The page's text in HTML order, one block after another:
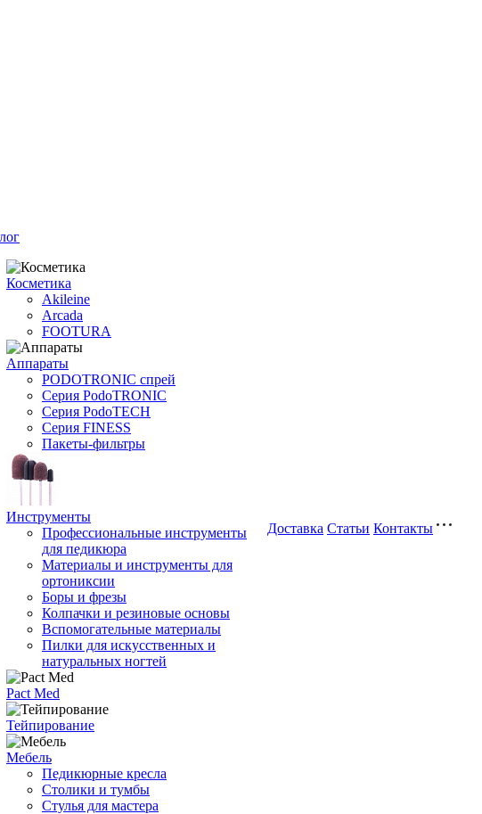
Косметика
Akileine
Arcada
FOOTURA
Аппараты
PODOTRONIC спрей
Серия PodoTRONIC
Серия PodoTECH
Серия FINESS
Пакеты-фильтры
Инструменты
Профессиональные инструменты
для педикюра
Материалы и инструменты для
ортониксии
Боры и фрезы
Колпачки и резиновые основы
Вспомогательные материалы
Пилки для искусственных и
натуральных ногтей
Pact Med
Тейпирование
Мебель
Педикюрные кресла
Столики и тумбы
Стулья для мастера
Доставка Cтатьи Контакты